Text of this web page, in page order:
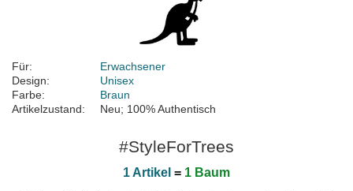
Für:
Erwachsener
Design:
Unisex
Farbe:
Braun
Artikelzustand:
Neu; 100% Authentisch
#StyleForTrees
1 Artikel = 1 Baum